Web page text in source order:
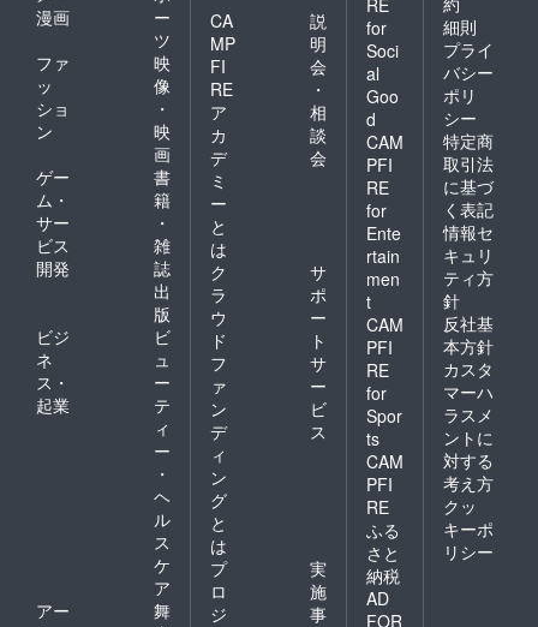
(じょれ
ん)を使
い手作
業で水
揚げす
ること
で水産
資源の
保全に
貢献し
ていま
す。 加
熱調理
でお召
し上が
りくだ
さい。
賞味期
限：冷
凍で製
造日よ
り240日
※送料込
※原材料
及び添
加物等
の食品
表示は
お届け
商品の
31日ま
で。解
凍後は
冷蔵庫
で1週間
以内
5）きん
き（処
理済
み）
300g×3
尾 うろ
こ除
去、内
臓処理
済みで
お届
け。 加
熱調理
でお召
し上が
りくだ
さい。
賞味期
限：冷
凍で製
造日か
ら2年
6）カネ
ただき
ます。
【収穫
までの
工程】
〇1年
目：(22
年8月)
つるの
状態
⇒(22年
10月)む
かご収
穫⇒ 〇
2年目：
(23年5
月)むか
ご作付
け⇒(23
年11月)
種芋堀
あげ⇒
〇3年
目：(24
年5月)
種芋作
⇒(24年
11月)種
期】
2022年
11月～
12月(5
㎏お届
2023年
11月～
12月
(オー
ナー樹
木収穫
料込 ※
天候不
良や自
然災害
の影響
により
収穫が
できな
かった
場合、
りんご
に代わ
る返礼
品をご
用意さ
せてい
漫画
ー
ツ
ファ
ッ
ショ
ン
映
像
・
映
画
ゲー
ム・
サー
ビス
開発
書
籍
・
雑
誌
出
版
ビジ
ネ
ス・
起業
ビ
ュ
ー
テ
ィ
ー
・
ヘ
ル
ス
ケ
ア
アー
舞
CA
MP
FI
RE
ア
カ
デ
ミ
ー
と
は
説
明
会
・
相
談
会
ク
ラ
ウ
ド
フ
ァ
ン
デ
ィ
ン
グ
と
は
サ
ポ
ー
ト
サ
ー
ビ
ス
プ
ロ
ジ
実
施
事
RE
for
Soci
al
Goo
d
CAM
PFI
RE
for
Ente
rtain
men
t
CAM
PFI
RE
for
Spor
ts
CAM
PFI
RE
ふる
さと
納税
AD
FOR
細則
プライ
バシー
ポリ
シー
特定商
取引法
に基づ
く表記
情報セ
キュリ
ティ方
針
反社基
本方針
カスタ
マーハ
ラスメ
ントに
対する
考え方
クッ
キーポ
リシー